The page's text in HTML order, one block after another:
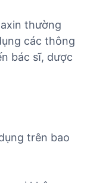
thường
các thông
bác sĩ, dược
trên bao